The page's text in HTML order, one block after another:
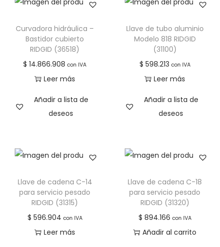
Curvadora hidráulica –
Bastidor cubierto
RIDGID (36518)
$ 14.866.908 con IVA
Leer más
Añadir a lista de
deseos
Llave de tubo aluminio
Modelo 818 RIDGID
(31100)
$ 598.213 con IVA
Leer más
Añadir a lista de
deseos
Llave de cadena C-14
para servicio pesado
RIDGID (31315)
$ 596.904 con IVA
Leer más
Llave de cadena C-18
para servicio pesado
RIDGID (31320)
$ 894.166 con IVA
Añadir al carrito